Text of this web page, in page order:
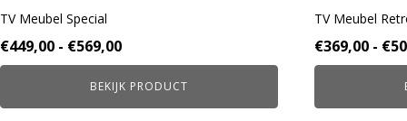
TV Meubel Special
€449,00 - €569,00Prijsklasse:
€449,00
tot
€569,00
BEKIJK PRODUCT
TV Meubel
€369,00 - €